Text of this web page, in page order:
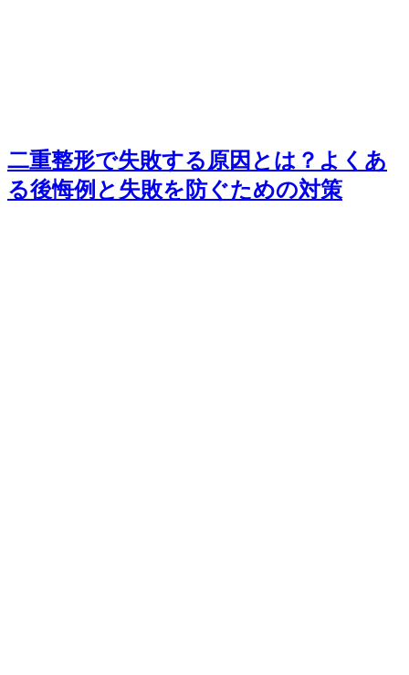
二重整形で失敗する原因とは？よくあ
る後悔例と失敗を防ぐための対策